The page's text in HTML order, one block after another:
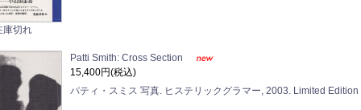
庫切れ
Patti Smith: Cross Section
15,400円(税込)
パティ・スミス 写真. ヒステリックグラマー, 2003. Limited